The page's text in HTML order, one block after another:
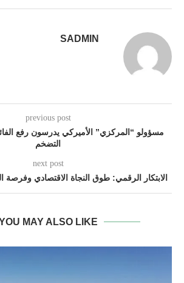
SADMIN
previous post
مسؤولو “المركزي” الأميركي يدرسون رفع
التضخم
next post
الابتكار الرقمي: طوق النجاة الاقتصادي وفرصة
MAY ALSO LIKE